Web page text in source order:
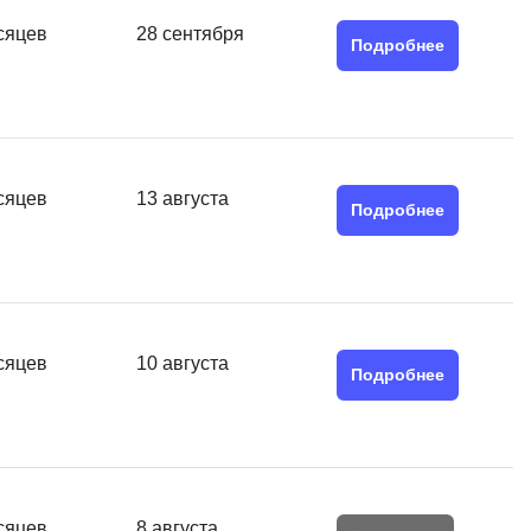
28 сентября
Подробнее
13 августа
Подробнее
10 августа
Подробнее
Компьютерное зрение
Компьютерные сети
GitLab